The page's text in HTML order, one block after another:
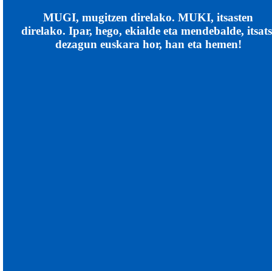
MUGI, mugitzen direlako. MUKI, itsasten
direlako. Ipar, hego, ekialde eta mendebalde,
dezagun euskara hor, han eta hemen!